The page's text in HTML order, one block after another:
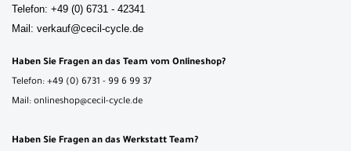
Telefon: +49 (0) 6731 - 42341
Mail: verkauf@cecil-cycle.de
Haben Sie Fragen an das Team vom Onlineshop?
Telefon: +49 (0) 6731 - 99 6 99 37
Mail: onlineshop@cecil-cycle.de
Haben Sie Fragen an das Werkstatt Team?